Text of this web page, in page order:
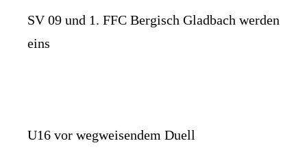
SV 09 und 1. FFC Bergisch Gladbach werden
eins
U16 vor wegweisendem Duell